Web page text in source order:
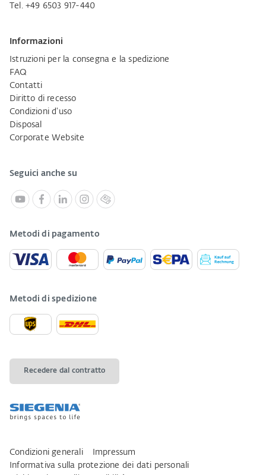
Tel. +49 6503 917-440
Informazioni
Istruzioni per la consegna e la spedizione
FAQ
Contatti
Diritto di recesso
Condizioni d'uso
Disposal
Corporate Website
Seguici anche su
Metodi di pagamento
Metodi di spedizione
Recedere dal contratto
Condizioni generali
Impressum
Informativa sulla protezione dei dati personali